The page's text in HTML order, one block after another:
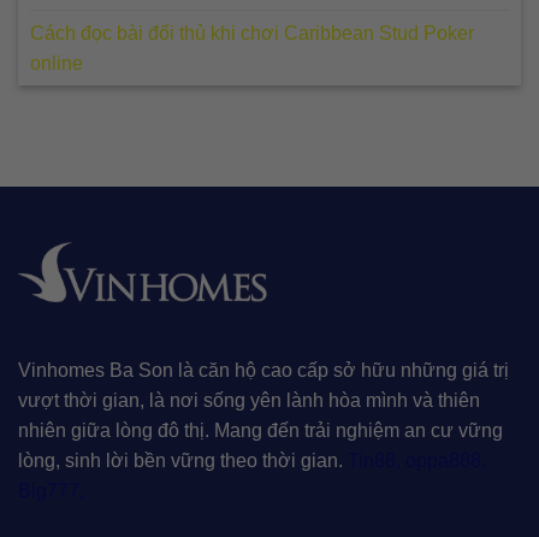
Cách đọc bài đối thủ khi chơi Caribbean Stud Poker
online
Vinhomes Ba Son là căn hộ cao cấp sở hữu những giá trị
vượt thời gian, là nơi sống yên lành hòa mình và thiên
nhiên giữa lòng đô thị. Mang đến trải nghiệm an cư vững
lòng, sinh lời bền vững theo thời gian.